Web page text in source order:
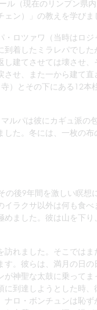
（現在のリンプン県
ン）」の教えを学びま
ロツァワ（当時はロ
着したミラレパでし
建てさせては壊させ
せ、また一から建て
）とその下にある12
ルパは彼にカギュ派の
た。冬には、一枚の
後9年間を激しい瞑
ラクサ以外は何も食
ました。彼は山を下
れました。そこでは
。彼らは、満月の日
神聖な太鼓に乗って
到達しようとした時
ロ・ボンチュンは恥